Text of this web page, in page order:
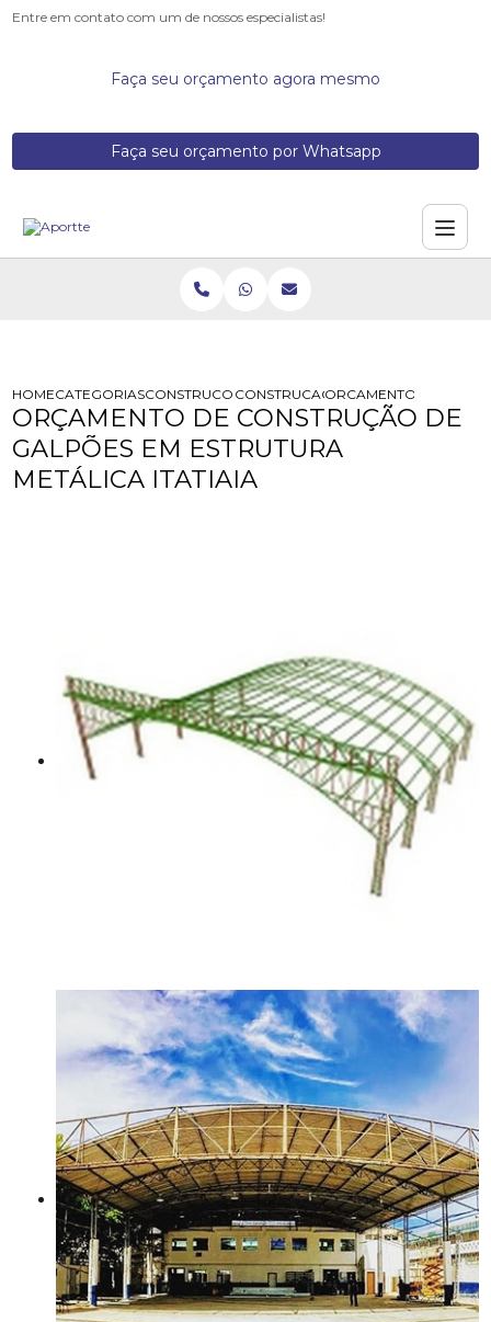
Entre em contato com um de nossos especialistas!
Faça seu orçamento agora mesmo
Faça seu orçamento por Whatsapp
HOMECATEGORIASCONSTRUCOES DE GALPOES METALICOS
CONSTRUCAO ARQUITETONICO DE
ORCAMENTO DE
ORÇAMENTO DE CONSTRUÇÃO DE
GALPÕES EM ESTRUTURA
METÁLICA ITATIAIA